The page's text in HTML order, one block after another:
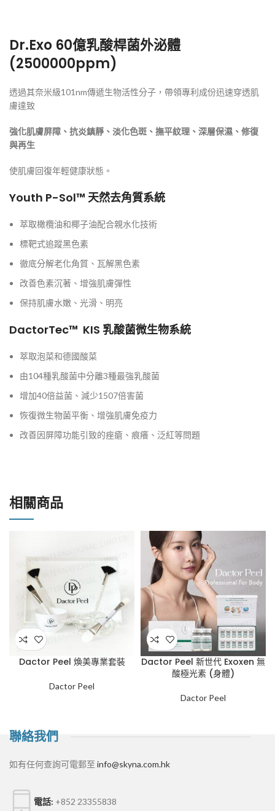
Dr.Exo 60億乳酸桿菌外泌體
(2500000ppm)
透過其奈米級101nm傳遞生物活性分子，帶領專利成份迅速穿透肌
膚達致
強化肌膚屏障、抗炎鎮靜、淡化色斑、撫平紋理、深層保濕、修復
與再生
使肌膚回復年輕健康狀態。
Youth P-Sol™ 天然去角質系統
萃取橄欖油和椰子油配合親水化技術
標靶式追蹤黑色素
徹底分解老化角質、瓦解黑色素
改善色素沉著、增強肌膚彈性
保持肌膚水嫩、光滑、明亮
DactorTec™ KIS 乳酸菌微生物系統
萃取泡菜和德國酸菜
由104種乳酸菌中分離3種最強乳酸菌
增加40倍益菌、減少1507倍害菌
恢復微生物菌平衡、增強肌膚免疫力
改善因屏障功能引致的痤瘡、痕癢、泛紅等問題
相關商品
Dactor Peel 煥美專業套裝
Dactor Peel
Dactor Peel 新世代 Exoxen 無
酸極光素 (身體)
Dactor Peel
聯絡我們
如有任何查詢可電郵至 info@skyna.com.hk
電話: +852 23355838